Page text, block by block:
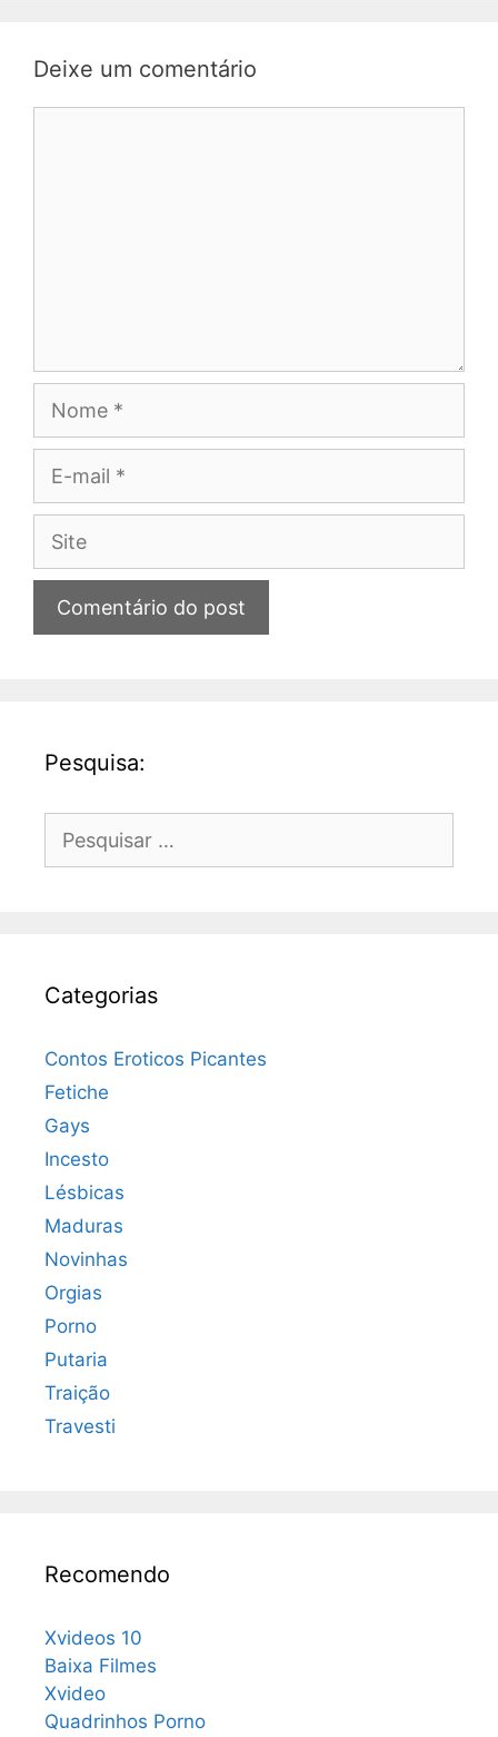
Deixe um comentário
Site
Pesquisa:
por:
Categorias
Contos Eroticos Picantes
Fetiche
Gays
Incesto
Lésbicas
Maduras
Novinhas
Orgias
Porno
Putaria
Traição
Travesti
Recomendo
Xvideos 10
Baixa Filmes
Xvideo
Quadrinhos Porno